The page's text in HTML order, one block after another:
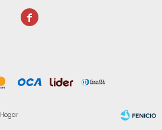
